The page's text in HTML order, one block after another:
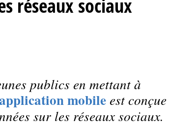
réseaux sociaux
publics en mettant à
mobileest conçue
sur les réseaux sociaux.